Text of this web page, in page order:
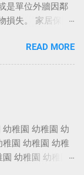
是單位外牆因鄰
損失。 家居保險
保險 家居裝修保
閃電或爆竊等，
所費用。 銀行上
是天花、地板、
另外，火災以外
火險比較 火
火險 火災險
資料 若然家中發
READ MORE
稚園 幼稚園 幼
園 幼稚園 幼稚
幼稚園 幼稚園